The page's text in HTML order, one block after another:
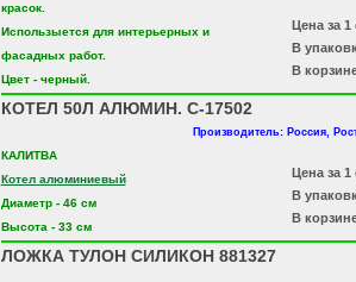
красок.
Использыется для интерьерных и
фасадных работ.
Цвет - черный.
Цена за 1
В
В
КОТЕЛ 50Л АЛЮМИН. С-17502
Производитель: Россия,
КАЛИТВА
Котел алюминиевый
Диаметр - 46 см
Высота - 33 см
Цена за 1
В
В
ЛОЖКА ТУЛОН СИЛИКОН 881327